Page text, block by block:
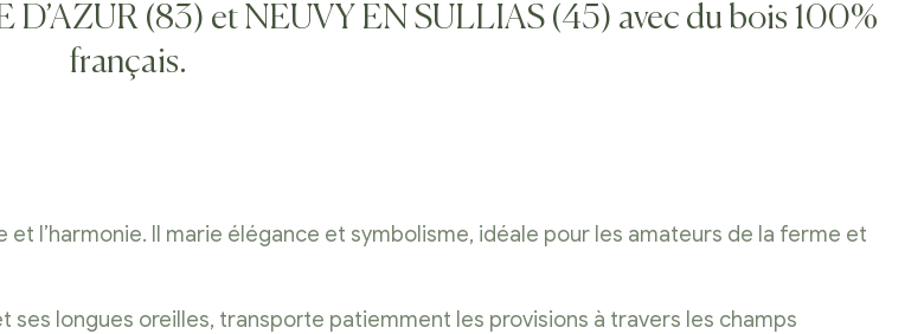
D’AZUR (83) et NEUVY EN SULLIAS (45) avec du bois 100%
français.
l’harmonie. Il marie élégance et symbolisme, idéale pour les amateurs de la ferme et
ses longues oreilles, transporte patiemment les provisions à travers les champs